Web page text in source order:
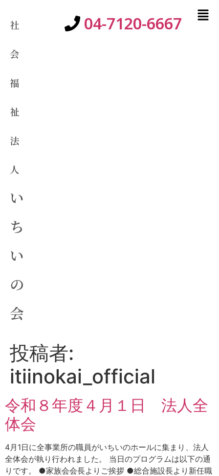
社
会
福
祉
法
人
い
ち
い
の
会
04-7120-6667
投稿者:
itiinokai_official
令和８年度４月１日 法人全
体会
4月1日に全事業所の職員がいちいのホールに集まり、法人
全体会が執り行われました。 当日のプログラムは以下の通
りです。 ●家族会会長よりご挨拶 ●総合施設長より新任職